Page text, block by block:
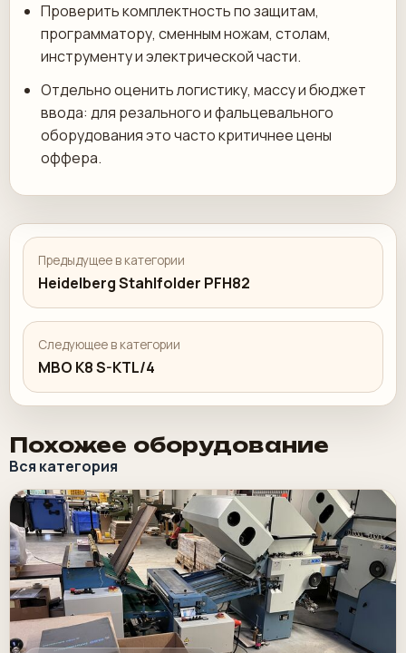
Проверить комплектность по защитам,
программатору, сменным ножам, столам,
инструменту и электрической части.
Отдельно оценить логистику, массу и бюджет
ввода: для резального и фальцевального
оборудования это часто критичнее цены
оффера.
Предыдущее в категории
Heidelberg Stahlfolder PFH82
Следующее в категории
MBO K8 S-KTL/4
Похожее оборудование
Вся категория